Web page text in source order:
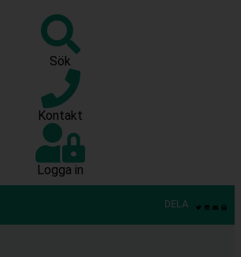
Sök
Kontakt
Logga in
DELA